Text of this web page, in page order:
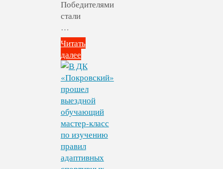
Победителями
стали
…
Читать
далее
"1
426
НКО
получат
4,3
млрд
рублей
по
итогам